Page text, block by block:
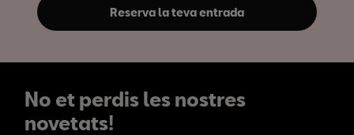
Reserva la teva entrada
No et perdis les nostres
novetats!